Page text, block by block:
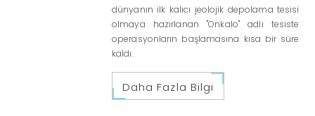
dünyanın ilk kalıcı jeolojik depolama tesisi
olmaya hazırlanan "Onkalo" adlı tesiste
operasyonların başlamasına kısa bir süre
kaldı.
Daha Fazla Bilgi